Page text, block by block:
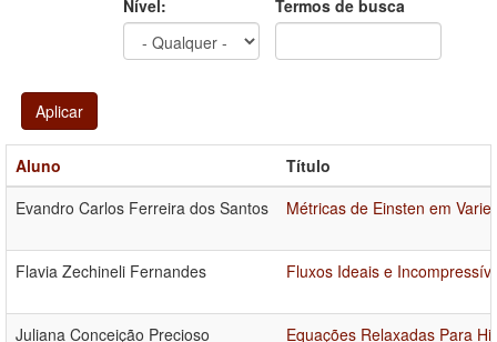
Nível: Termos de busca
Aplicar
Aluno
Título
Evandro Carlos Ferreira dos Santos
Métricas de Einsten em
Flavia Zechineli Fernandes Fluxos Ideais e
Juliana Conceição Precioso Equações Relaxadas Para